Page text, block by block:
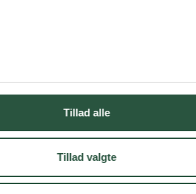
Tillad alle
Tillad valgte